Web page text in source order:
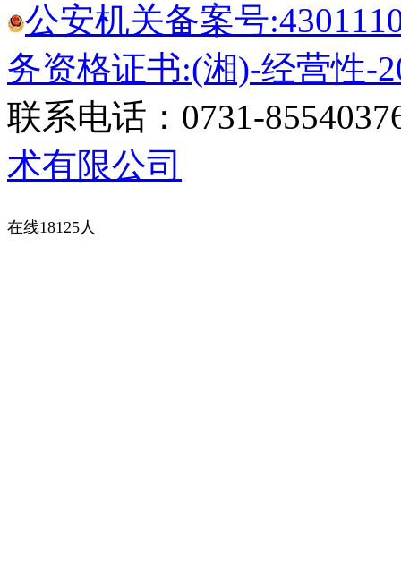
公安机关备案号
务资格证书:(湘)-经营性-
联系电话：0731-
术有限公司
在线18125人